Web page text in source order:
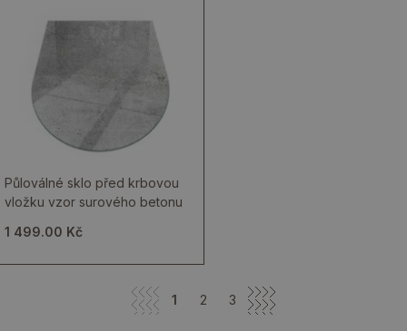
Půloválné sklo před krbovou
vložku vzor surového betonu
1 499.00 Kč
1 2 3